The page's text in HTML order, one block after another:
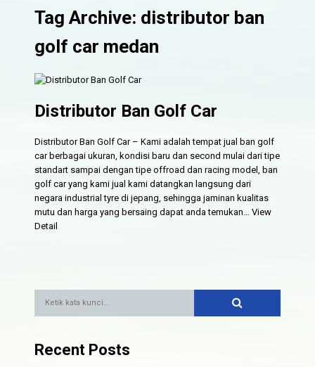
Tag Archive: distributor ban
golf car medan
Distributor Ban Golf Car
Distributor Ban Golf Car – Kami adalah tempat jual ban golf
car berbagai ukuran, kondisi baru dan second mulai dari tipe
standart sampai dengan tipe offroad dan racing model, ban
golf car yang kami jual kami datangkan langsung dari
negara industrial tyre di jepang, sehingga jaminan kualitas
mutu dan harga yang bersaing dapat anda temukan…View
Detail
Recent Posts